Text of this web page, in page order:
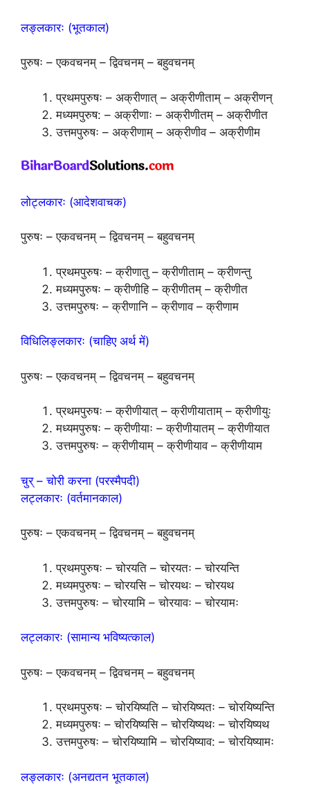
लङ्लकारः (भूतकाल)
पुरुषः – एकवचनम् – द्विवचनम् – बहुवचनम्
प्रथमपुरुषः – अक्रीणात् – अक्रीणीताम् – अक्रीणन्
मध्यमपुरुष: – अक्रीणाः – अक्रीणीतम् – अक्रीणीत
उत्तमपुरुषः – अक्रीणाम् – अक्रीणीव – अक्रीणीम
लोट्लकारः (आदेशवाचक)
पुरुषः – एकवचनम् – द्विवचनम् – बहुवचनम्
प्रथमपुरुषः – क्रीणातु – क्रीणीताम् – क्रीणन्तु
मध्यमपुरुषः – क्रीणीहि – क्रीणीतम् – क्रीणीत
उत्तमपुरुषः – क्रीणानि – क्रीणाव – क्रीणाम
विधिलिङ्लकारः (चाहिए अर्थ में)
पुरुषः – एकवचनम् – द्विवचनम् – बहुवचनम्
प्रथमपुरुषः – क्रीणीयात् – क्रीणीयाताम् – क्रीणीयुः
मध्यमपुरुषः – क्रीणीयाः – क्रीणीयातम् – क्रीणीयात
उत्तमपुरुषः – क्रीणीयाम् – क्रीणीयाव – क्रीणीयाम
चुर् – चोरी करना (परस्मैपदी)
लट्लकारः (वर्तमानकाल)
पुरुषः – एकवचनम् – द्विवचनम् – बहुवचनम्
प्रथमपुरुषः – चोरयति – चोरयतः – चोरयन्ति
मध्यमपुरुषः – चोरयसि – चोरयथः – चोरयथ
उत्तमपुरुषः – चोरयामि – चोरयावः – चोरयामः
लट्लकारः (सामान्य भविष्यत्काल)
पुरुषः – एकवचनम् – द्विवचनम् – बहुवचनम्
प्रथमपुरुषः – चोरयिष्यति – चोरयिष्यतः – चोरयिष्यन्ति
मध्यमपुरुषः – चोरयिष्यसि – चोरयिष्यथः – चोरयिष्यथ
उत्तमपुरुषः – चोरयिष्यामि – चोरयिष्याव: – चोरयिष्यामः
लङ्लकारः (अनद्यतन भूतकाल)